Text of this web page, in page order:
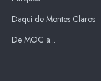
Daqui de Montes Claros
De MOC a...